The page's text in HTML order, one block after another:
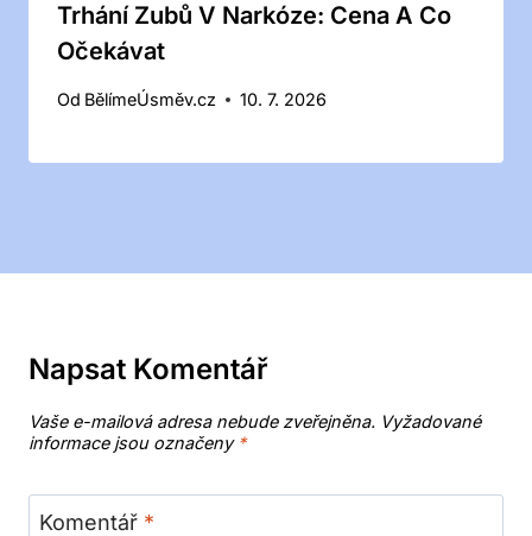
Trhání Zubů V Narkóze: Cena A Co
Očekávat
Od BělímeÚsměv.cz 10. 7. 2026
Napsat Komentář
Vaše e-mailová adresa nebude zveřejněna. Vyžadované
informace jsou označeny *
Komentář *